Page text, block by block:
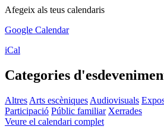
Afegeix als teus calendaris
Google Calendar
iCal
Categories
Altres Arts escèniques Audiovisuals
Participació Públic familiar Xerrades
Veure el calendari complet